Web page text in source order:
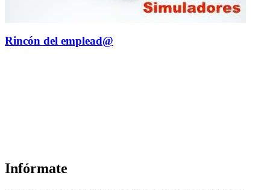
Rincón del emplead@
Infórmate